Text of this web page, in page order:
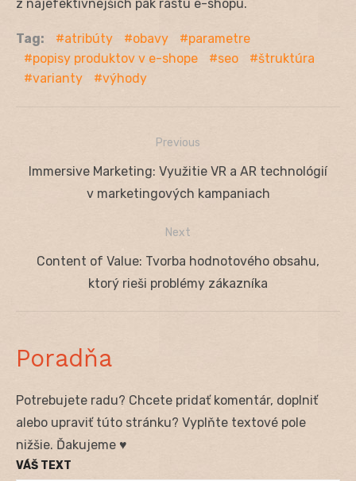
z najefektívnejších pák rastu e-shopu.
Tag: atribúty obavy
parametre
popisy produktov v e-shope
seo
štruktúra
varianty
výhody
Navigácia
Previous
Previous
Immersive Marketing: Využitie VR a AR technológií
v marketingových kampaniach
Next
Next
Content of Value: Tvorba hodnotového obsahu,
ktorý rieši problémy zákazníka
Poradňa
Potrebujete radu? Chcete pridať komentár, doplniť
alebo upraviť túto stránku? Vyplňte textové pole
nižšie. Ďakujeme ♥
VÁŠ TEXT